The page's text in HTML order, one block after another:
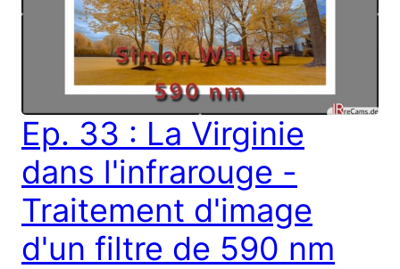
Ep. 33 : La Virginie
dans l'infrarouge -
Traitement d'image
d'un filtre de 590 nm